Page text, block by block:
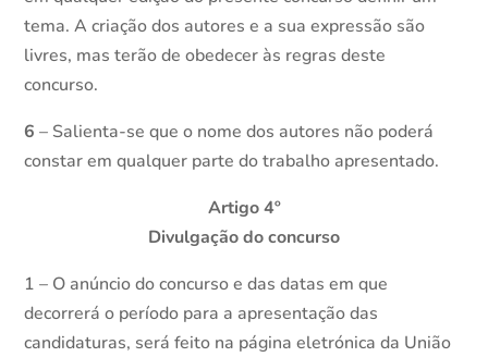
tema. A criação dos autores e a sua expressão são
livres, mas terão de obedecer às regras deste
concurso.
6 – Salienta-se que o nome dos autores não poderá
constar em qualquer parte do trabalho apresentado.
Artigo 4º
Divulgação do concurso
1 – O anúncio do concurso e das datas em que
decorrerá o período para a apresentação das
candidaturas, será feito na página eletrónica da União